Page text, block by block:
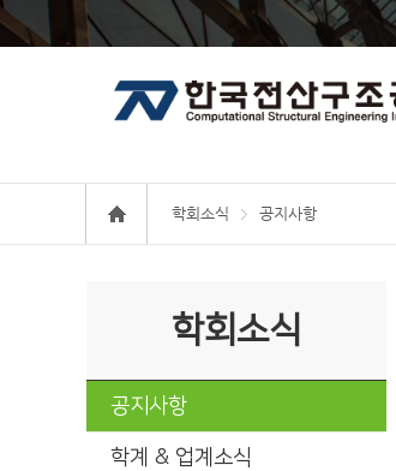
학회소식 공지사항
학회소식
공지사항
학계 & 업계소식